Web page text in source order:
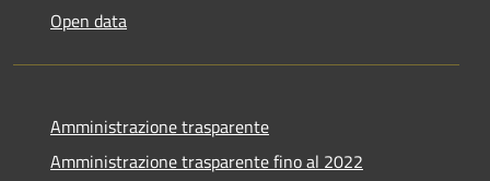
Open data
Amministrazione trasparente
Amministrazione trasparente fino al 2022